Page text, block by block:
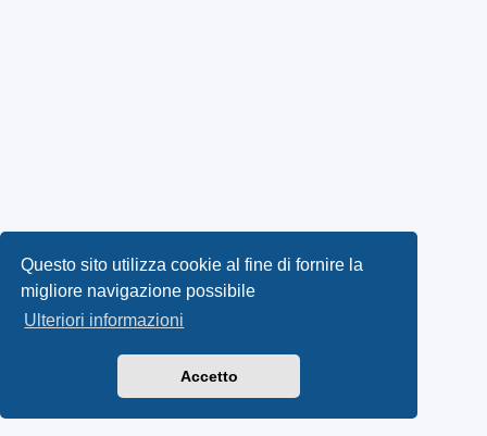
Questo sito utilizza cookie al fine di fornire la
migliore navigazione possibile
Ulteriori informazioni
Accetto